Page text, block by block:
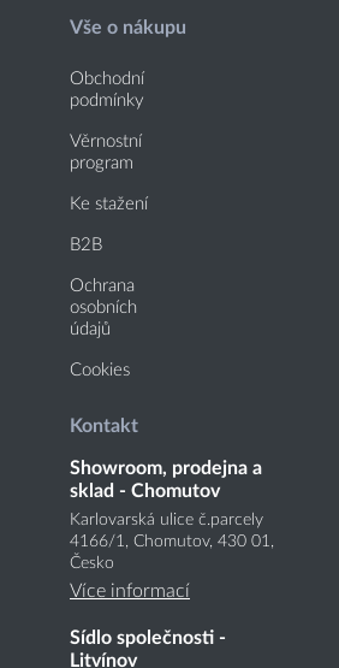
Vše o nákupu
Obchodní
podmínky
Věrnostní
program
Ke stažení
B2B
Ochrana
osobních
údajů
Cookies
Kontakt
Showroom, prodejna a
sklad - Chomutov
Karlovarská ulice č.parcely
4166/1, Chomutov, 430 01,
Česko
Více informací
Sídlo společnosti -
Litvínov